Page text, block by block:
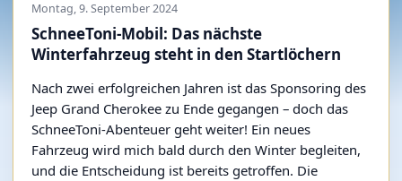
Montag, 9. September 2024
SchneeToni-Mobil: Das nächste
Winterfahrzeug steht in den Startlöchern
Nach zwei erfolgreichen Jahren ist das Sponsoring des
Jeep Grand Cherokee zu Ende gegangen – doch das
SchneeToni-Abenteuer geht weiter! Ein neues
Fahrzeug wird mich bald durch den Winter begleiten,
und die Entscheidung ist bereits getroffen. Die